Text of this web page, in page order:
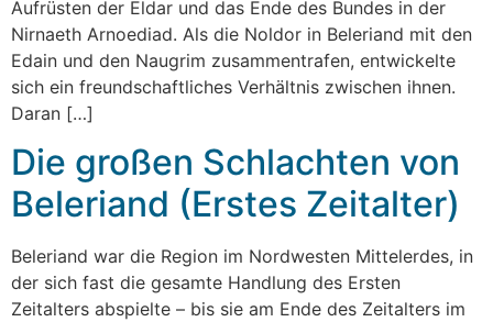
Aufrüsten der Eldar und das Ende des Bundes in der
Nirnaeth Arnoediad. Als die Noldor in Beleriand mit den
Edain und den Naugrim zusammentrafen, entwickelte
sich ein freundschaftliches Verhältnis zwischen ihnen.
Daran […]
Die großen Schlachten von
Beleriand (Erstes Zeitalter)
Beleriand war die Region im Nordwesten Mittelerdes, in
der sich fast die gesamte Handlung des Ersten
Zeitalters abspielte – bis sie am Ende des Zeitalters im